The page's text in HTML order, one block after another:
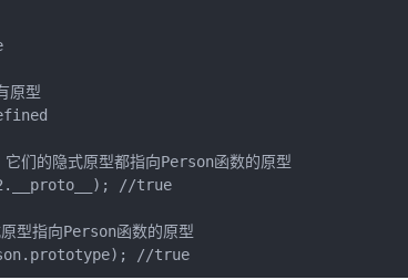
原型
们的隐式原型都指向Person函数的原型
//true
型指向Person函数的原型
//true